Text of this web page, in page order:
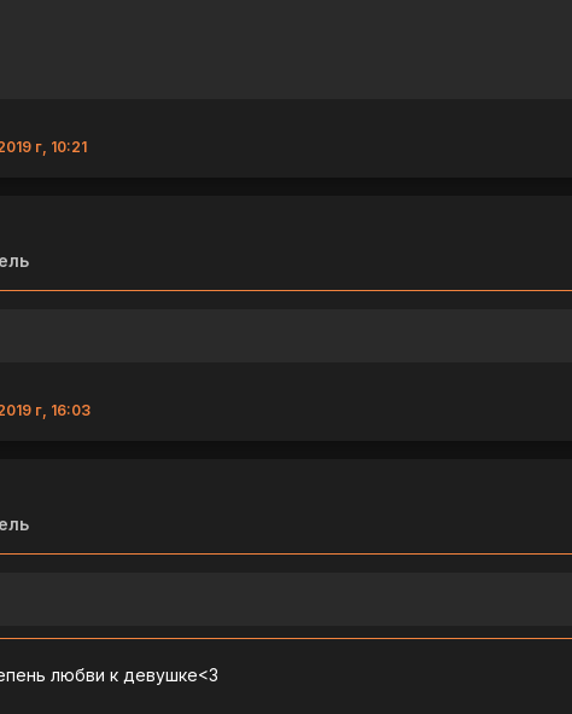
г, 10:21
г, 16:03
любви к девушке<3